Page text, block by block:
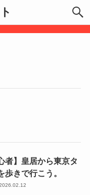
者】皇居から東京タ
歩きで行こう。